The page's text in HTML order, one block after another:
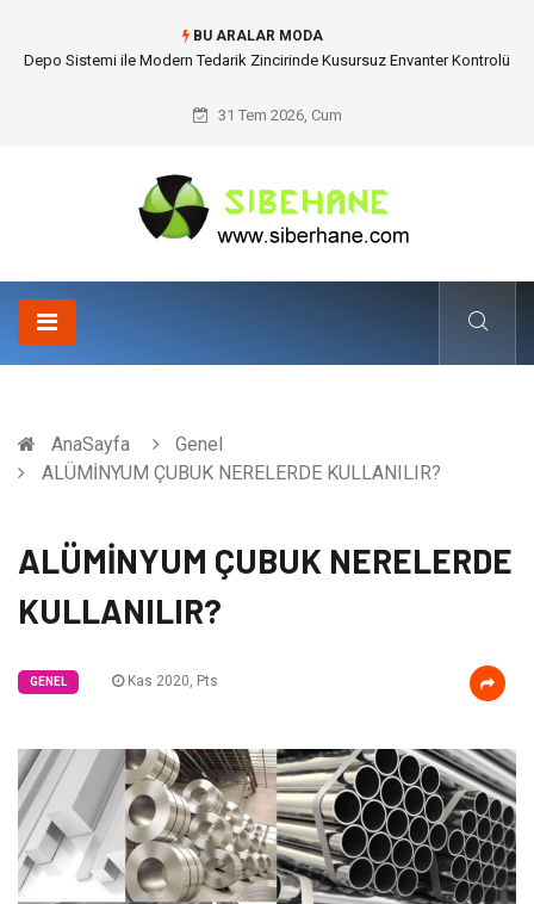
BU ARALAR MODA
Akrilik Boyama Seti ile Evinizde Dijitalden Uzak Bir Deşarj Alanı Tasarlayın
31 Tem 2026, Cum
AnaSayfa
Genel
ALÜMİNYUM ÇUBUK NERELERDE KULLANILIR?
ALÜMİNYUM ÇUBUK NERELERDE
KULLANILIR?
GENEL Kas 2020, Pts